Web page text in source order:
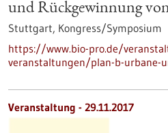
und Rückgewinnung
Stuttgart, Kongress/Symposium
https://www.bio-pro.de/
veranstaltungen/plan-b-urbane-
Veranstaltung - 29.11.2017